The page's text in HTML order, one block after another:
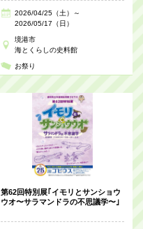
2026/04/25（土）～
2026/05/17（日）
境港市
海とくらしの史料館
お祭り
第62回特別展｢イモリとサンショウ
ウオ〜サラマンドラの不思議学〜｣